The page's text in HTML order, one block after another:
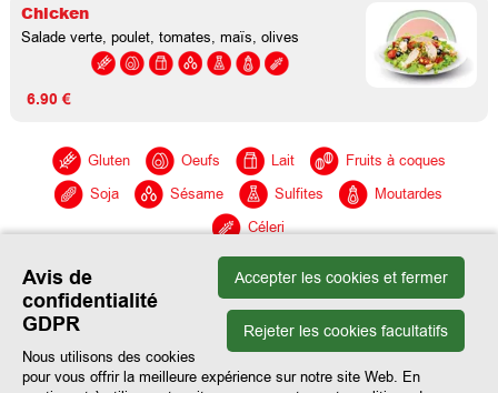
Chicken
Salade verte, poulet, tomates, maïs, olives
6.90 €
Gluten Oeufs Lait
Fruits à coques
Soja
Sésame Sulfites
Moutardes
Céleri
Accepter les cookies et fermer
Rejeter les cookies facultatifs
Avis de
confidentialité
GDPR
Nous utilisons des cookies
pour vous offrir la meilleure expérience sur notre site Web. En